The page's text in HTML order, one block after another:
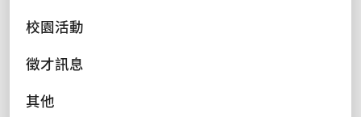
校園活動
徵才訊息
其他